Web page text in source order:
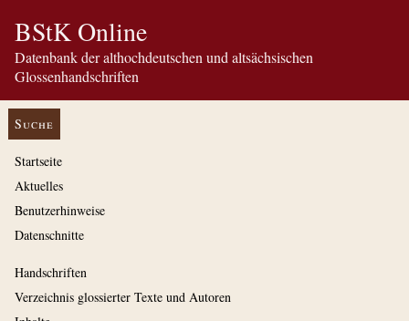
BStK Online
Datenbank der althochdeutschen und altsächsischen
Glossenhandschriften
Suche
Startseite
Aktuelles
Benutzerhinweise
Datenschnitte
Handschriften
Verzeichnis glossierter Texte und Autoren